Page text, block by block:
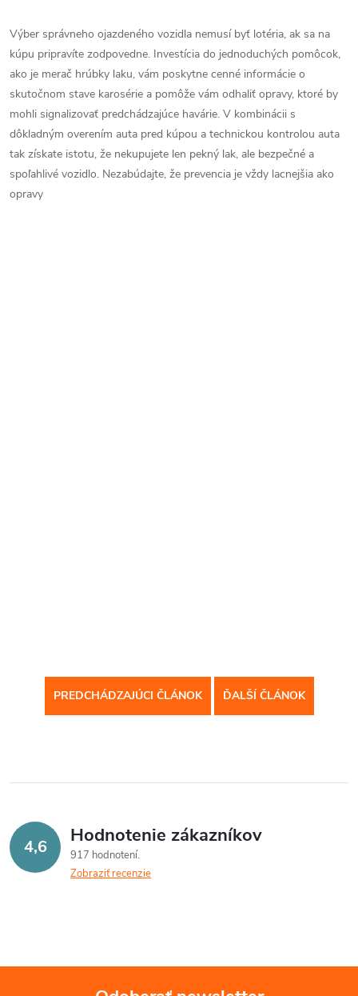
Výber správneho ojazdeného vozidla nemusí byť lotéria, ak sa na
kúpu pripravíte zodpovedne. Investícia do jednoduchých pomôcok,
ako je merač hrúbky laku, vám poskytne cenné informácie o
skutočnom stave karosérie a pomôže vám odhaliť opravy, ktoré by
mohli signalizovať predchádzajúce havárie. V kombinácii s
dôkladným overením auta pred kúpou a technickou kontrolou auta
tak získate istotu, že nekupujete len pekný lak, ale bezpečné a
spoľahlivé vozidlo. Nezabúdajte, že prevencia je vždy lacnejšia ako
opravy
PREDCHÁDZAJÚCI ČLÁNOK ĎALŠÍ ČLÁNOK
4,6 Hodnotenie zákazníkov
917 hodnotení
Zobraziť recenzie